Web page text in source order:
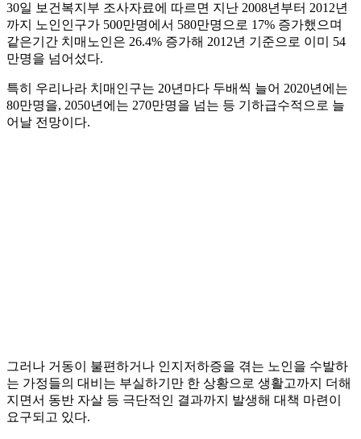
30일 보건복지부 조사자료에 따르면 지난 2008년부터 2012년
까지 노인인구가 500만명에서 580만명으로 17% 증가했으며
같은기간 치매노인은 26.4% 증가해 2012년 기준으로 이미 54
만명을 넘어섰다.
특히 우리나라 치매인구는 20년마다 두배씩 늘어 2020년에는
80만명을, 2050년에는 270만명을 넘는 등 기하급수적으로 늘
어날 전망이다.
그러나 거동이 불편하거나 인지저하증을 겪는 노인을 수발하
는 가정들의 대비는 부실하기만 한 상황으로 생활고까지 더해
지면서 동반 자살 등 극단적인 결과까지 발생해 대책 마련이
요구되고 있다.